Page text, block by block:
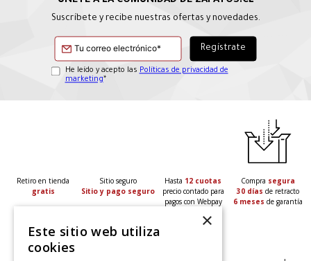
Suscríbete y recibe nuestras ofertas y novedades.
He leído y acepto las Políticas de privacidad de
marketing*
Retiro en tienda
gratis
Sitio seguro
Sitio y pago seguro
Hasta 12 cuotas
precio contado para
pagos con Webpay
Compra segura
30 días de retracto
6 meses de garantía
×
Este sitio web utiliza
cookies